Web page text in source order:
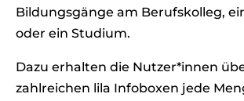
Bildungsgänge am Berufskolleg,
oder ein Studium.
Dazu erhalten die Nutzer*innen
zahlreichen lila Infoboxen jede